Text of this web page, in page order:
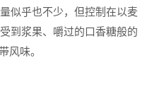
似乎也不少，但控制在以麦
到浆果、嚼过的口香糖般的
风味。